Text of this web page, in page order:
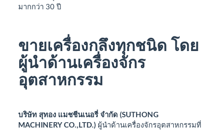
มากกว่า 30 ปี
ขายเครื่องกลึงทุกชนิด โดย
ผู้นำด้านเครื่องจักร
อุตสาหกรรม
บริษัท สุทอง แมชชีนเนอรี่ จำกัด (SUTHONG
MACHINERY CO.,LTD.) ผู้นำด้านเครื่องจักรอุตสาหกรรมที่